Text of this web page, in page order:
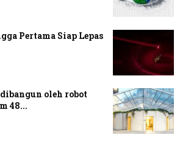
Pertama Siap Lepas
oleh robot
48...